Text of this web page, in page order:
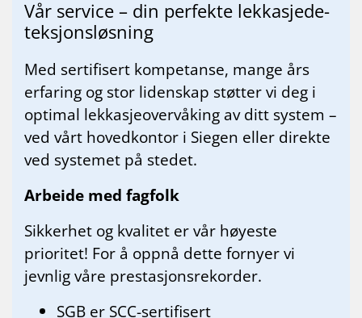
Vår ser­vice – din per­fek­te lek­ka­sje­de­
tek­sjons­løs­ning
Med sertifisert kompetanse, mange års
erfaring og stor lidenskap støtter vi deg i
optimal lekkasjeovervåking av ditt system –
ved vårt hovedkontor i Siegen eller direkte
ved systemet på stedet.
Arbeide med fagfolk
Sikkerhet og kvalitet er vår høyeste
prioritet! For å oppnå dette fornyer vi
jevnlig våre prestasjonsrekorder.
SGB ​​er SCC-sertifisert